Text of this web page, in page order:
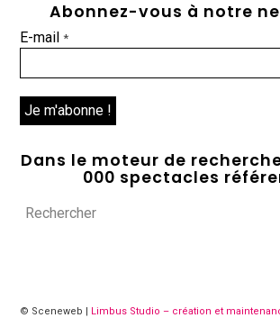
Abonnez-vous à notre
E-mail*
Dans le moteur de
000 spectacles
© Sceneweb | Limbus Studio – création et